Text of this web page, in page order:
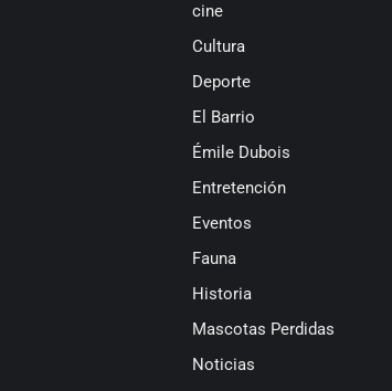
cine
Cultura
Deporte
El Barrio
Émile Dubois
Entretención
Eventos
Fauna
Historia
Mascotas Perdidas
Noticias